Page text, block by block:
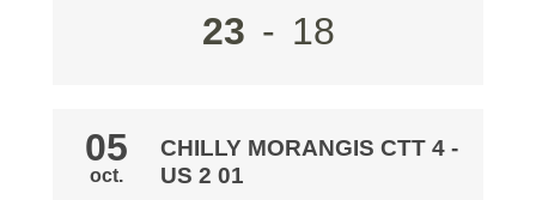
23 - 18
05
oct.
CHILLY MORANGIS CTT 4 -
US 2 01